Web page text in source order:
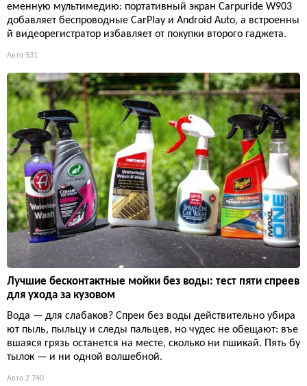
еменную мультимедию: портативный экран Carpuride W903
добавляет беспроводные CarPlay и Android Auto, а встроенны
й видеорегистратор избавляет от покупки второго гаджета.
Авто 531
Лучшие бесконтактные мойки без воды: тест пяти спреев
для ухода за кузовом
Вода — для слабаков? Спреи без воды действительно убира
ют пыль, пыльцу и следы пальцев, но чудес не обещают: въе
вшаяся грязь останется на месте, сколько ни пшикай. Пять бу
тылок — и ни одной волшебной.
Авто 2 740